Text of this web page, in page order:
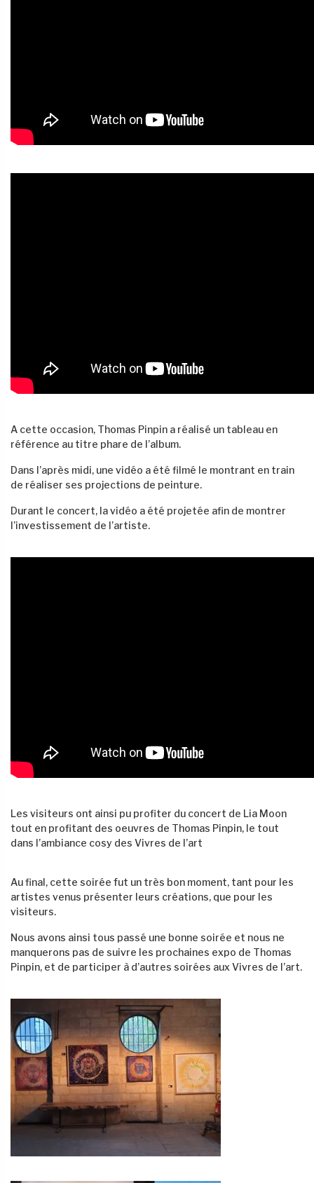
A cette occasion, Thomas Pinpin a réalisé un tableau en
référence au titre phare de l’album.
Dans l’après midi, une vidéo a été filmé le montrant en train
de réaliser ses projections de peinture.
Durant le concert, la vidéo a été projetée afin de montrer
l’investissement de l’artiste.
Les visiteurs ont ainsi pu profiter du concert de Lia Moon
tout en profitant des oeuvres de Thomas Pinpin, le tout
dans l’ambiance cosy des Vivres de l’art
Au final, cette soirée fut un très bon moment, tant pour les
artistes venus présenter leurs créations, que pour les
visiteurs.
Nous avons ainsi tous passé une bonne soirée et nous ne
manquerons pas de suivre les prochaines expo de Thomas
Pinpin, et de participer à d’autres soirées aux Vivres de l’art.